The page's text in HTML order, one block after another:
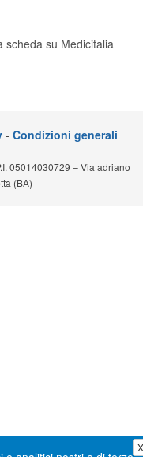
scheda su Medicitalia
X
- Condizioni generali
05014030729 – Via adriano
(BA)